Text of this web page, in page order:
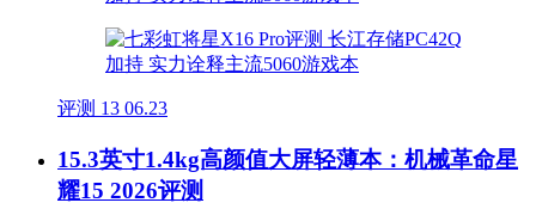
评测 13 06.23
15.3英寸1.4kg高颜值大屏轻薄本：机械革命星
耀15 2026评测